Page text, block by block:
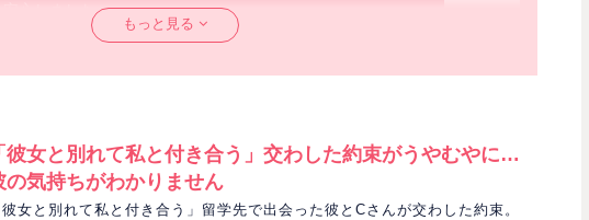
安心しました。
いし電話も来ない。
今すぐにでも気持ちを伝えたいのですがなかなかタイミ
にありがとうございました！！
もっと見る
彼女と別れて私と付き合う」交わした約束がうやむやに…
の気持ちがわかりません
彼女と別れて私と付き合う」留学先で出会った彼とCさんが交わした約束。